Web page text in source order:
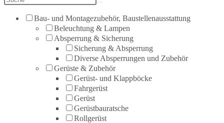
Bau- und Montagezubehör, Baustellenausstattung
Beleuchtung & Lampen
Absperrung & Sicherung
Sicherung & Absperrung
Diverse Absperrungen und Zubehör
Gerüste & Zubehör
Gerüst- und Klappböcke
Fahrgerüst
Gerüst
Gerüstbauratsche
Rollgerüst